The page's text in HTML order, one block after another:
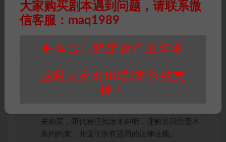
因百度网盘限制，链接有失效的风险，如遇到无
器→ 点此下载←
： 本站所有剧本杀资源均为网友分享
投稿+个人整理而来，仅供学习研究使用，请勿
未购买，即代表已阅读本声明，理解并同意受本
条约约束，并遵守所有适用的法律法规。
大家购买剧本遇到问题，请联系微
信客服：maq1989
平本台已稳定运行五年多
感谢大家对80剧本杀的支
持！